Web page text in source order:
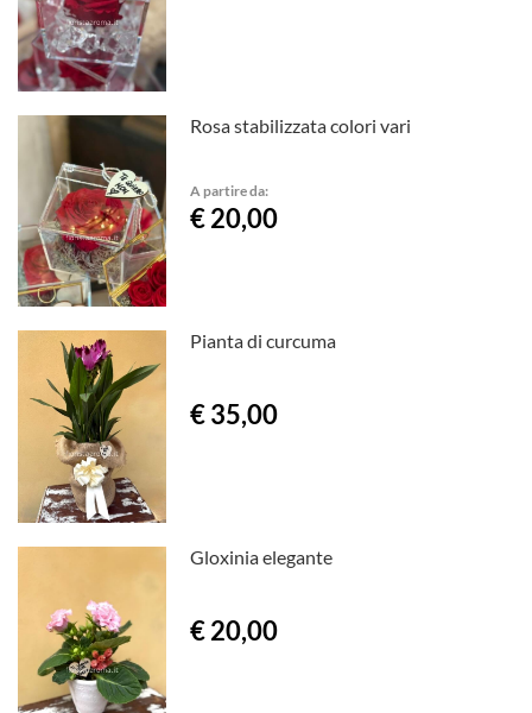
Rosa stabilizzata colori vari
A partire da:
€ 20,00
Pianta di curcuma
€ 35,00
Gloxinia elegante
€ 20,00